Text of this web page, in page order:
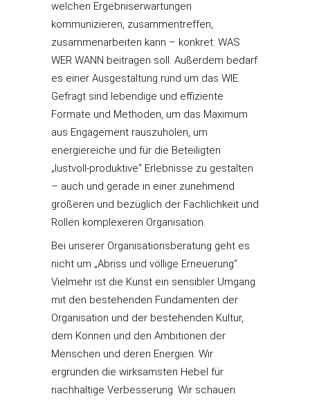
welchen Ergebniserwartungen
kommunizieren, zusammentreffen,
zusammenarbeiten kann – konkret: WAS
WER WANN beitragen soll. Außerdem bedarf
es einer Ausgestaltung rund um das WIE.
Gefragt sind lebendige und effiziente
Formate und Methoden, um das Maximum
aus Engagement rauszuholen, um
energiereiche und für die Beteiligten
„lustvoll-produktive“ Erlebnisse zu gestalten
– auch und gerade in einer zunehmend
größeren und bezüglich der Fachlichkeit und
Rollen komplexeren Organisation.
Bei unserer Organisationsberatung geht es
nicht um „Abriss und völlige Erneuerung“.
Vielmehr ist die Kunst ein sensibler Umgang
mit den bestehenden Fundamenten der
Organisation und der bestehenden Kultur,
dem Können und den Ambitionen der
Menschen und deren Energien. Wir
ergründen die wirksamsten Hebel für
nachhaltige Verbesserung. Wir schauen